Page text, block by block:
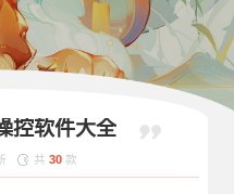
控软件大全
共 30 款
账，本合集整合多款优质
能，私家车主、中小企业